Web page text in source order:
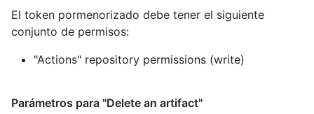
El token pormenorizado debe tener el siguiente
conjunto de permisos:
"Actions" repository permissions (write)
Parámetros para "Delete an artifact"